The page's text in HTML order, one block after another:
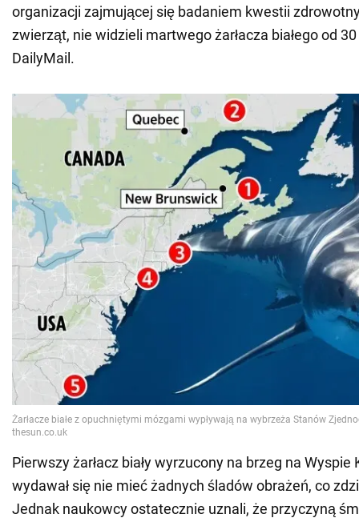
organizacji zajmującej się badaniem kwestii
zwierząt, nie widzieli martwego żarłacza białego od
DailyMail.
Pierwszy żarłacz biały wyrzucony na brzeg na Wyspie
wydawał się nie mieć żadnych śladów obrażeń, co
Jednak naukowcy ostatecznie uznali, że przyczyną